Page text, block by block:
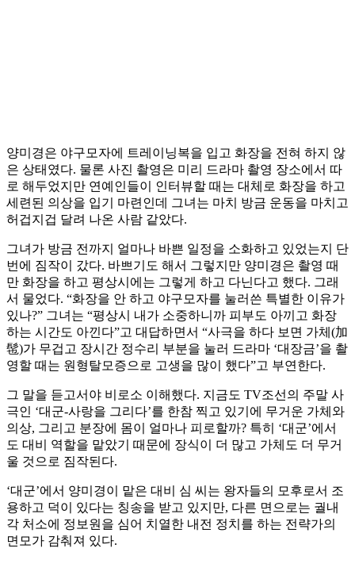
양미경은 야구모자에 트레이닝복을 입고 화장을 전혀 하지 않
은 상태였다. 물론 사진 촬영은 미리 드라마 촬영 장소에서 따
로 해두었지만 연예인들이 인터뷰할 때는 대체로 화장을 하고
세련된 의상을 입기 마련인데 그녀는 마치 방금 운동을 마치고
허겁지겁 달려 나온 사람 같았다.
그녀가 방금 전까지 얼마나 바쁜 일정을 소화하고 있었는지 단
번에 짐작이 갔다. 바쁘기도 해서 그렇지만 양미경은 촬영 때
만 화장을 하고 평상시에는 그렇게 하고 다닌다고 했다. 그래
서 물었다. “화장을 안 하고 야구모자를 눌러쓴 특별한 이유가
있나?” 그녀는 “평상시 내가 소중하니까 피부도 아끼고 화장
하는 시간도 아낀다”고 대답하면서 “사극을 하다 보면 가체(加
髢)가 무겁고 장시간 정수리 부분을 눌러 드라마 ‘대장금’을 촬
영할 때는 원형탈모증으로 고생을 많이 했다”고 부연한다.
그 말을 듣고서야 비로소 이해했다. 지금도 TV조선의 주말 사
극인 ‘대군-사랑을 그리다’를 한참 찍고 있기에 무거운 가체와
의상, 그리고 분장에 몸이 얼마나 피로할까? 특히 ‘대군’에서
도 대비 역할을 맡았기 때문에 장식이 더 많고 가체도 더 무거
울 것으로 짐작된다.
‘대군’에서 양미경이 맡은 대비 심 씨는 왕자들의 모후로서 조
용하고 덕이 있다는 칭송을 받고 있지만, 다른 면으로는 궐내
각 처소에 정보원을 심어 치열한 내전 정치를 하는 전략가의
면모가 감춰져 있다.